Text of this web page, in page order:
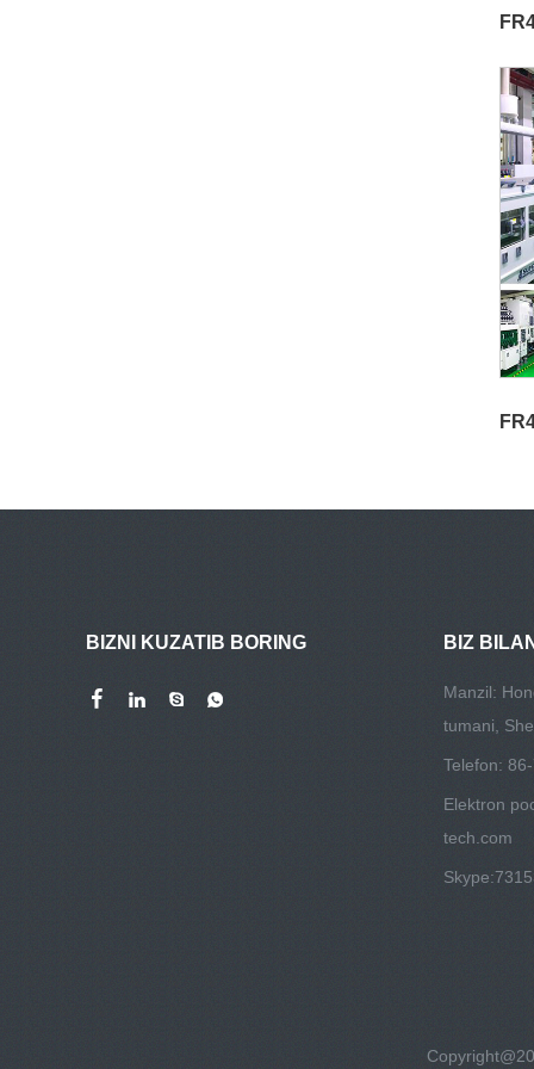
BIZNI KUZATIB BORING BIZ
Manzil:
tumani,
Telefon:
Elektron
tech.com
Skype: